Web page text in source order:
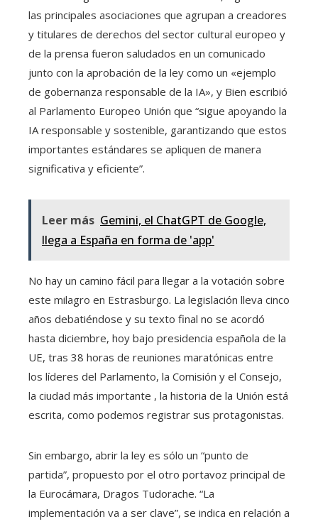
las principales asociaciones que agrupan a creadores
y titulares de derechos del sector cultural europeo y
de la prensa fueron saludados en un comunicado
junto con la aprobación de la ley como un «ejemplo
de gobernanza responsable de la IA», y Bien escribió
al Parlamento Europeo Unión que “sigue apoyando la
IA responsable y sostenible, garantizando que estos
importantes estándares se apliquen de manera
significativa y eficiente”.
Leer más Gemini, el ChatGPT de Google,
llega a España en forma de 'app'
No hay un camino fácil para llegar a la votación sobre
este milagro en Estrasburgo. La legislación lleva cinco
años debatiéndose y su texto final no se acordó
hasta diciembre, hoy bajo presidencia española de la
UE, tras 38 horas de reuniones maratónicas entre
los líderes del Parlamento, la Comisión y el Consejo,
la ciudad más importante , la historia de la Unión está
escrita, como podemos registrar sus protagonistas.
Sin embargo, abrir la ley es sólo un “punto de
partida”, propuesto por el otro portavoz principal de
la Eurocámara, Dragos Tudorache. “La
implementación va a ser clave”, se indica en relación a